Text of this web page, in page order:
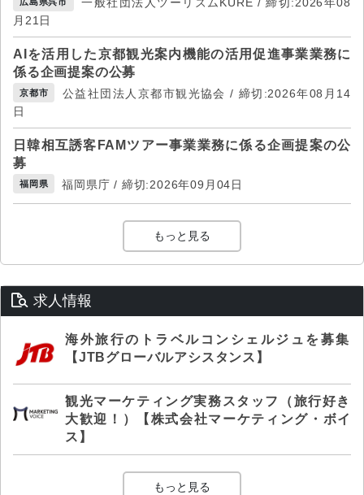
月21日
AIを活用した京都観光案内機能の活用促進事業業務に
係る企画提案の公募
京都市
公益社団法人京都市観光協会 / 締切:2026年08月14
日
日韓相互誘客FAMツアー事業業務に係る企画提案の公
募
福岡県 福岡県庁 / 締切:2026年09月04日
もっと見る
求人情報
海外旅行のトラベルコンシェルジュを募集
【JTBグローバルアシスタンス】
観光マーケティング実務スタッフ（旅行好き
大歓迎！）【株式会社マーケティング・ボイ
ス】
もっと見る